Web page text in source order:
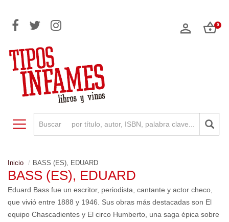
0
Toggle navigation
Inicio BASS (ES), EDUARD
BASS (ES), EDUARD
Eduard Bass fue un escritor, periodista, cantante y actor checo,
que vivió entre 1888 y 1946. Sus obras más destacadas son El
equipo Chascadientes y El circo Humberto, una saga épica sobre